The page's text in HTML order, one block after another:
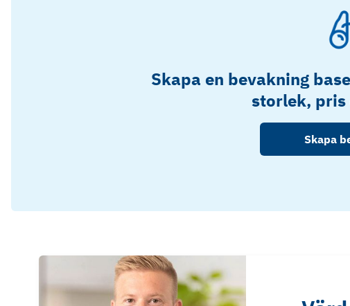
Skapa en bevakning
storlek, pris
Skapa